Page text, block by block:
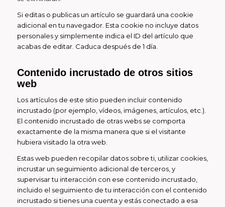
Si editas o publicas un artículo se guardará una cookie
adicional en tu navegador. Esta cookie no incluye datos
personales y simplemente indica el ID del artículo que
acabas de editar. Caduca después de 1 día.
Contenido incrustado de otros sitios
web
Los artículos de este sitio pueden incluir contenido
incrustado (por ejemplo, vídeos, imágenes, artículos, etc.).
El contenido incrustado de otras webs se comporta
exactamente de la misma manera que si el visitante
hubiera visitado la otra web.
Estas web pueden recopilar datos sobre ti, utilizar cookies,
incrustar un seguimiento adicional de terceros, y
supervisar tu interacción con ese contenido incrustado,
incluido el seguimiento de tu interacción con el contenido
incrustado si tienes una cuenta y estás conectado a esa